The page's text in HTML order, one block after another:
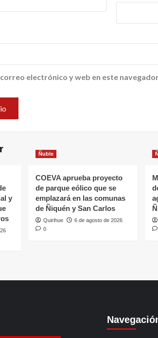
electrónico y web en este
y
Ñuble
COEVA aprueba proyecto
de parque eólico que se
emplazará en las comunas
de Ñiquén y San Carlos
Quirihue
6 de agosto de 2026
0